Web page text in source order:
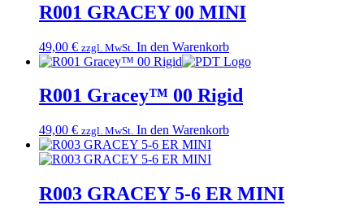
R001 GRACEY 00 MINI
49,00 € zzgl. MwSt. In den Warenkorb
R001 Gracey™ 00 Rigid
49,00 € zzgl. MwSt. In den Warenkorb
R003 GRACEY 5-6 ER MINI